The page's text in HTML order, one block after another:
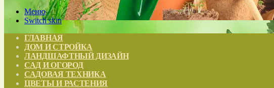
Меню
Switch skin
ГЛАВНАЯ
ДОМ И СТРОЙКА
ЛАНДШАФТНЫЙ ДИЗАЙН
САД И ОГОРОД
САДОВАЯ ТЕХНИКА
ЦВЕТЫ И РАСТЕНИЯ